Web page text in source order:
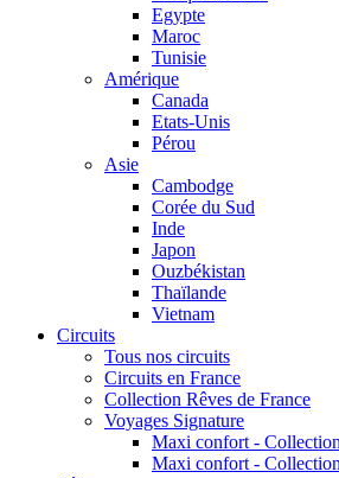
Egypte
Maroc
Tunisie
Amérique
Canada
Etats-Unis
Pérou
Asie
Cambodge
Corée du Sud
Inde
Japon
Ouzbékistan
Thaïlande
Vietnam
Circuits
Tous nos circuits
Circuits en France
Collection Rêves de France
Voyages Signature
Maxi confort -
Maxi confort -